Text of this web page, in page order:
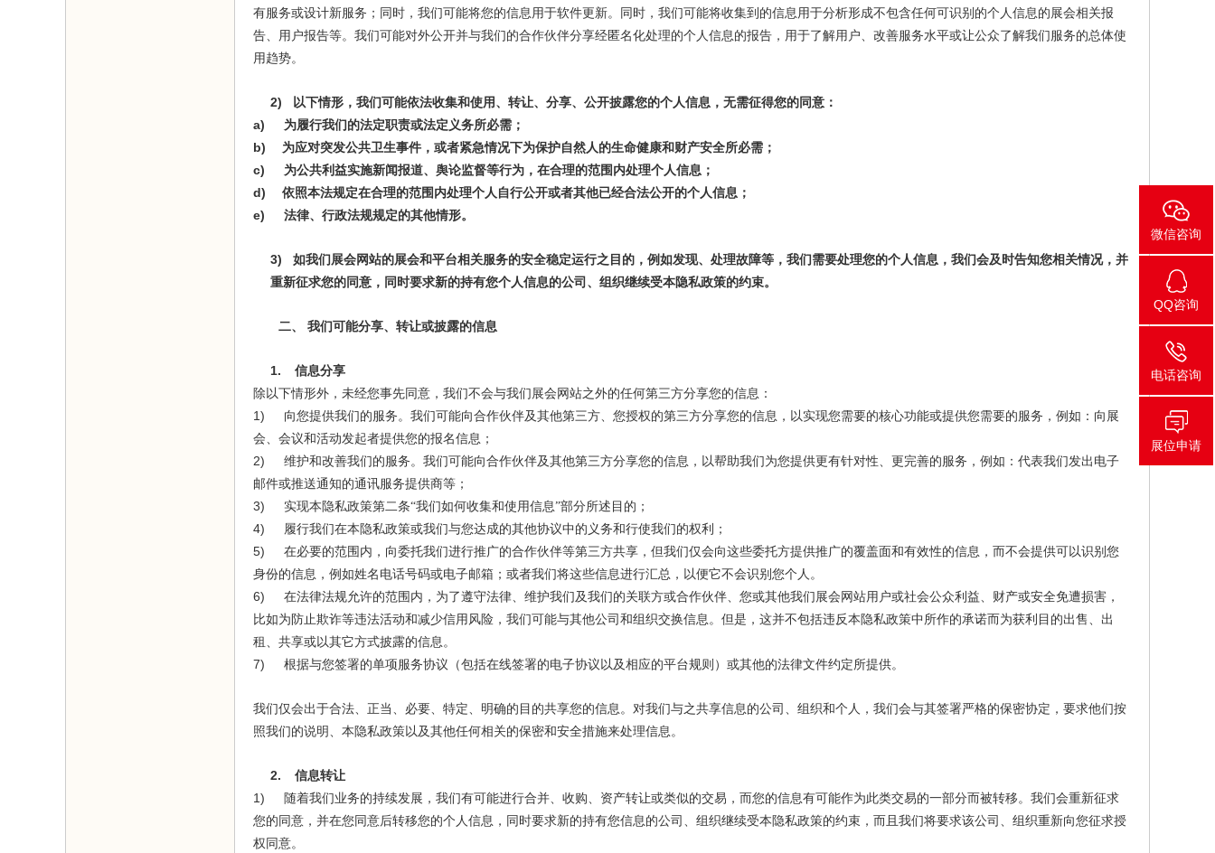
有服务或设计新服务；同时，我们可能将您的信息用于软件更新。同时，我们可能将收集到的信息用于分析形成不包含任何可识别的个人信息的展会相关报
告、用户报告等。我们可能对外公开并与我们的合作伙伴分享经匿名化处理的个人信息的报告，用于了解用户、改善服务水平或让公众了解我们服务的总体使
用趋势。
2) 以下情形，我们可能依法收集和使用、转让、分享、公开披露您的个人信息，无需征得您的同意：
a) 为履行我们的法定职责或法定义务所必需；
b) 为应对突发公共卫生事件，或者紧急情况下为保护自然人的生命健康和财产安全所必需；
c) 为公共利益实施新闻报道、舆论监督等行为，在合理的范围内处理个人信息；
d) 依照本法规定在合理的范围内处理个人自行公开或者其他已经合法公开的个人信息；
e) 法律、行政法规规定的其他情形。
3)
如我们展会网站的展会和平台相关服务的安全稳定运行之目的，例如发现、处理故障等，我们需要处理您的个人信息，我们会及时告知您相关情况，并
重新征求您的同意，同时要求新的持有您个人信息的公司、组织继续受本隐私政策的约束。
二、 我们可能分享、转让或披露的信息
1.
信息分享
除以下情形外，未经您事先同意，我们不会与我们展会网站之外的任何第三方分享您的信息：
1)
向您提供我们的服务。我们可能向合作伙伴及其他第三方、您授权的第三方分享您的信息，以实现您需要的核心功能或提供您需要的服务，例如：向展
会、会议和活动发起者提供您的报名信息；
2)
维护和改善我们的服务。我们可能向合作伙伴及其他第三方分享您的信息，以帮助我们为您提供更有针对性、更完善的服务，例如：代表我们发出电子
邮件或推送通知的通讯服务提供商等；
3) 实现本隐私政策第二条“我们如何收集和使用信息”部分所述目的；
4) 履行我们在本隐私政策或我们与您达成的其他协议中的义务和行使我们的权利；
5)
在必要的范围内，向委托我们进行推广的合作伙伴等第三方共享，但我们仅会向这些委托方提供推广的覆盖面和有效性的信息，而不会提供可以识别您
身份的信息，例如姓名电话号码或电子邮箱；或者我们将这些信息进行汇总，以便它不会识别您个人。
6)
在法律法规允许的范围内，为了遵守法律、维护我们及我们的关联方或合作伙伴、您或其他我们展会网站用户或社会公众利益、财产或安全免遭损害，
比如为防止欺诈等违法活动和减少信用风险，我们可能与其他公司和组织交换信息。但是，这并不包括违反本隐私政策中所作的承诺而为获利目的出售、出
租、共享或以其它方式披露的信息。
7) 根据与您签署的单项服务协议（包括在线签署的电子协议以及相应的平台规则）或其他的法律文件约定所提供。
我们仅会出于合法、正当、必要、特定、明确的目的共享您的信息。对我们与之共享信息的公司、组织和个人，我们会与其签署严格的保密协定，要求他们按
照我们的说明、本隐私政策以及其他任何相关的保密和安全措施来处理信息。
2. 信息转让
1)
随着我们业务的持续发展，我们有可能进行合并、收购、资产转让或类似的交易，而您的信息有可能作为此类交易的一部分而被转移。我们会重新征求
您的同意，并在您同意后转移您的个人信息，同时要求新的持有您信息的公司、组织继续受本隐私政策的约束，而且我们将要求该公司、组织重新向您征求授
权同意。
微信咨询
QQ咨询
电话咨询
展位申请